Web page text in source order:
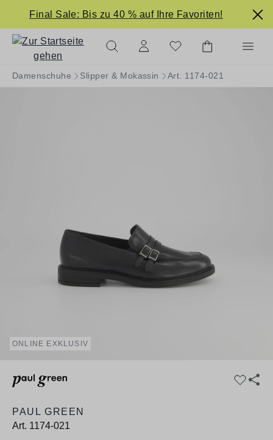
springen
Final Sale: Bis zu 40 % auf Ihre Favoriten!
Damenschuhe Slipper & Mokassin Art. 1174-021
ONLINE EXKLUSIV
PAUL GREEN
Art. 1174-021